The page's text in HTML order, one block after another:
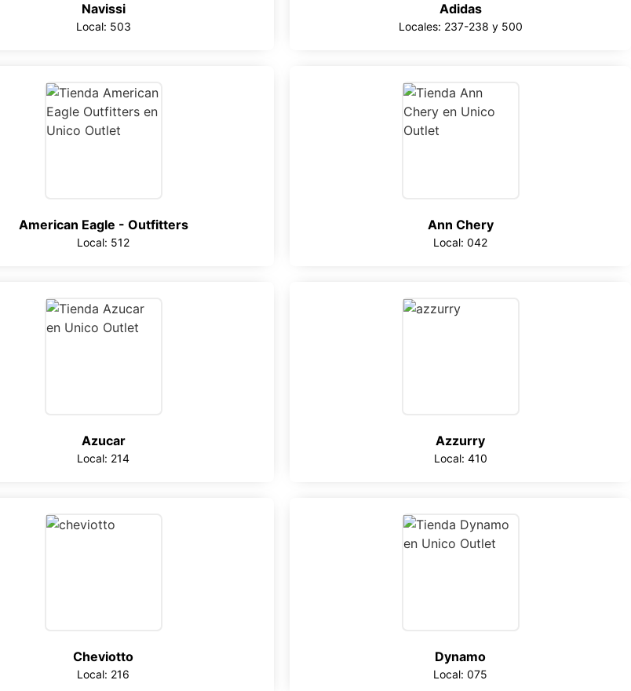
Navissi
Local: 503
Adidas
Locales: 237-238 y 500
American Eagle - Outfitters
Local: 512
Ann Chery
Local: 042
Azucar
Local: 214
Azzurry
Local: 410
Cheviotto
Local: 216
Dynamo
Local: 075